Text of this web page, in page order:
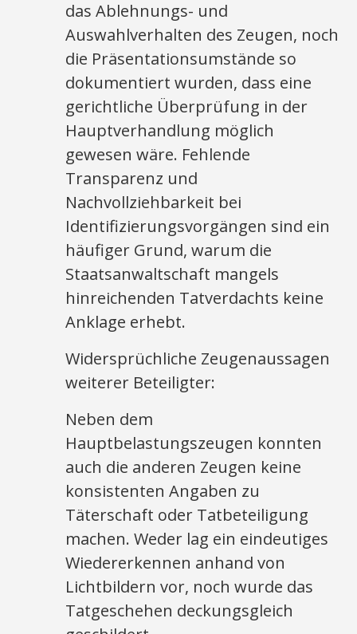
das Ablehnungs- und
Auswahlverhalten des Zeugen, noch
die Präsentationsumstände so
dokumentiert wurden, dass eine
gerichtliche Überprüfung in der
Hauptverhandlung möglich
gewesen wäre. Fehlende
Transparenz und
Nachvollziehbarkeit bei
Identifizierungsvorgängen sind ein
häufiger Grund, warum die
Staatsanwaltschaft mangels
hinreichenden Tatverdachts keine
Anklage erhebt.​
Widersprüchliche Zeugenaussagen
weiterer Beteiligter:
Neben dem
Hauptbelastungszeugen konnten
auch die anderen Zeugen keine
konsistenten Angaben zu
Täterschaft oder Tatbeteiligung
machen. Weder lag ein eindeutiges
Wiedererkennen anhand von
Lichtbildern vor, noch wurde das
Tatgeschehen deckungsgleich